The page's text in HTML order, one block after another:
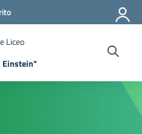
Liceo
Einstein"